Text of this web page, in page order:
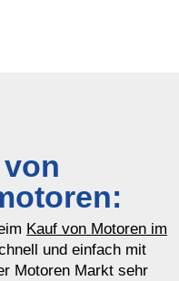
Kauf von Motoren im
und einfach mit
Motoren Markt sehr